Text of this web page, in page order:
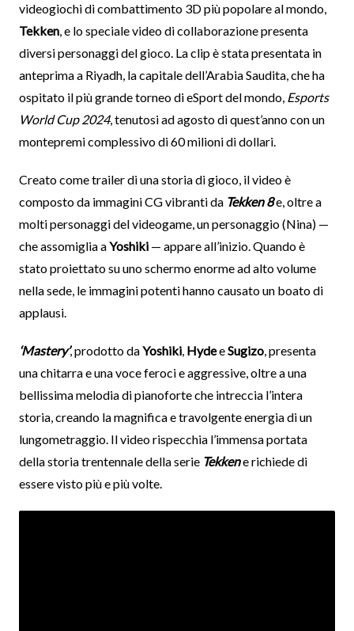
videogiochi di combattimento 3D più popolare al mondo,
Tekken, e lo speciale video di collaborazione presenta
diversi personaggi del gioco. La clip è stata presentata in
anteprima a Riyadh, la capitale dell’Arabia Saudita, che ha
ospitato il più grande torneo di eSport del mondo, Esports
World Cup 2024, tenutosi ad agosto di quest’anno con un
montepremi complessivo di 60 milioni di dollari.
Creato come trailer di una storia di gioco, il video è
composto da immagini CG vibranti da Tekken 8e, oltre a
molti personaggi del videogame, un personaggio (Nina) —
che assomiglia aYoshiki— appare all’inizio. Quando è
stato proiettato su uno schermo enorme ad alto volume
nella sede, le immagini potenti hanno causato un boato di
applausi.
‘Mastery’, prodotto daYoshiki, HydeeSugizo, presenta
una chitarra e una voce feroci e aggressive, oltre a una
bellissima melodia di pianoforte che intreccia l’intera
storia, creando la magnifica e travolgente energia di un
lungometraggio. Il video rispecchia l’immensa portata
della storia trentennale della serie Tekkene richiede di
essere visto più e più volte.